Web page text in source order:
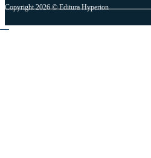
Copyright 2026 © Editura Hyperion